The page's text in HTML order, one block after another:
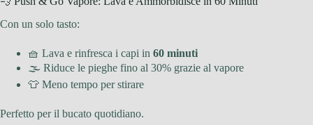
Con un solo tasto:
🧺 Lava e rinfresca i capi in 60 minuti
🌫 Riduce le pieghe fino al 30% grazie al vapore
👕 Meno tempo per stirare
Perfetto per il bucato quotidiano.